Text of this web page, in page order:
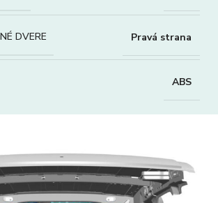
DVERE Pravá strana
ABS